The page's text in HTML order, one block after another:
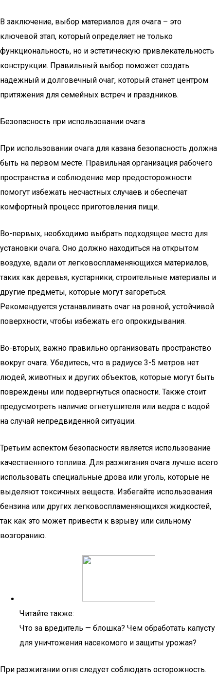
В заключение, выбор материалов для очага – это
ключевой этап, который определяет не только
функциональность, но и эстетическую привлекательность
конструкции. Правильный выбор поможет создать
надежный и долговечный очаг, который станет центром
притяжения для семейных встреч и праздников.
Безопасность при использовании очага
При использовании очага для казана безопасность должна
быть на первом месте. Правильная организация рабочего
пространства и соблюдение мер предосторожности
помогут избежать несчастных случаев и обеспечат
комфортный процесс приготовления пищи.
Во-первых, необходимо выбрать подходящее место для
установки очага. Оно должно находиться на открытом
воздухе, вдали от легковоспламеняющихся материалов,
таких как деревья, кустарники, строительные материалы и
другие предметы, которые могут загореться.
Рекомендуется устанавливать очаг на ровной, устойчивой
поверхности, чтобы избежать его опрокидывания.
Во-вторых, важно правильно организовать пространство
вокруг очага. Убедитесь, что в радиусе 3-5 метров нет
людей, животных и других объектов, которые могут быть
повреждены или подвергнуться опасности. Также стоит
предусмотреть наличие огнетушителя или ведра с водой
на случай непредвиденной ситуации.
Третьим аспектом безопасности является использование
качественного топлива. Для разжигания очага лучше всего
использовать специальные дрова или уголь, которые не
выделяют токсичных веществ. Избегайте использования
бензина или других легковоспламеняющихся жидкостей,
так как это может привести к взрыву или сильному
возгоранию.
Читайте также:
Что за вредитель — блошка? Чем обработать капусту
для уничтожения насекомого и защиты урожая?
При разжигании огня следует соблюдать осторожность.